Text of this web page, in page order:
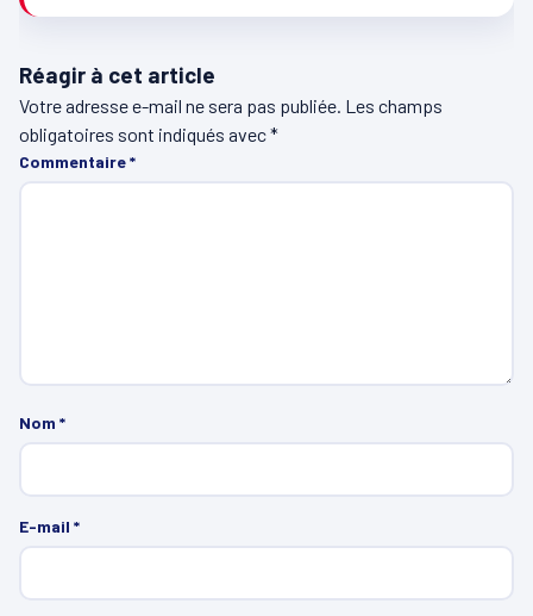
Réagir à cet article
Votre adresse e-mail ne sera pas publiée. Les champs
obligatoires sont indiqués avec*
Commentaire*
Nom *
E-mail *